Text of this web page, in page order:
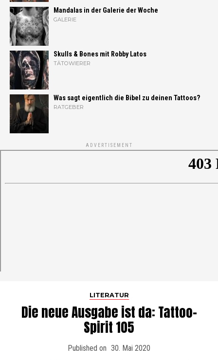
Mandalas in der Galerie der Woche
GALERIE
Skulls & Bones mit Robby Latos
TÄTOWIERER
Was sagt eigentlich die Bibel zu deinen Tattoos?
RATGEBER
ADVERTISEMENT
LITERATUR
Die neue Ausgabe ist da: Tattoo-
Spirit 105
Published on 30. Mai 2020